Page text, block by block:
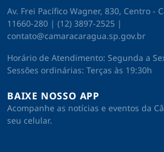
Av. Frei Pacífico Wagner, 830, Centro -
11660-280 | (12) 3897-2525 |
contato@camaracaragua.sp.gov.br
Horário de Atendimento: Segunda a
Sessões ordinárias: Terças às 19:30h
BAIXE NOSSO APP
Acompanhe as notícias e eventos da
seu celular.